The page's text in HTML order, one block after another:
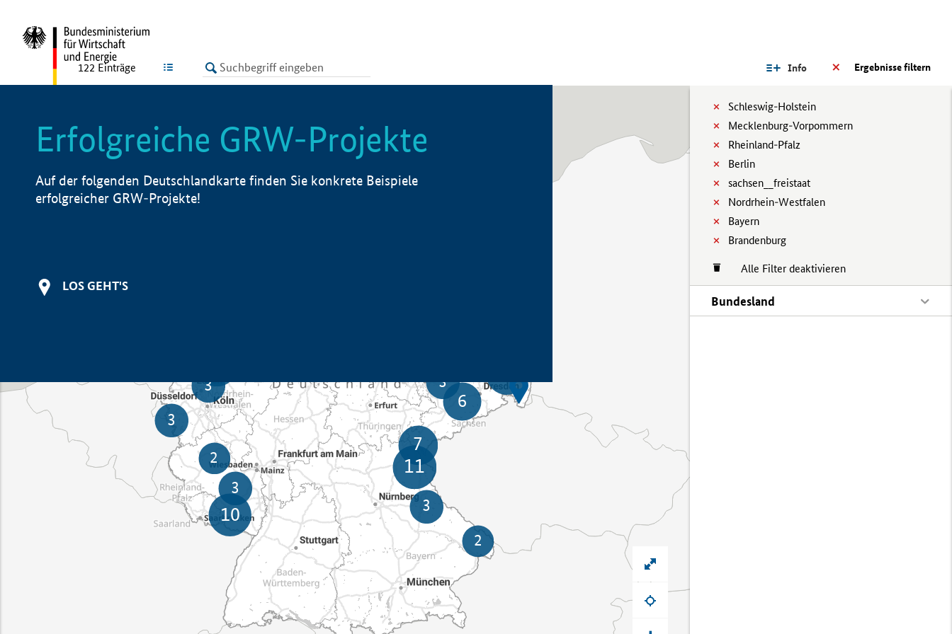
LISTE Ergebnisse filtern
Info
Schleswig-Holstein
Mecklenburg-Vorpommern
Rheinland-Pfalz
Berlin
sachsen__freistaat
Nordrhein-Westfalen
Bayern
Brandenburg
Alle Filter deaktivieren
Bundesland
122 Einträge
Erfolgreiche GRW-Projekte
Auf der folgenden Deutschlandkarte finden Sie konkrete Beispiele
erfolgreicher GRW-Projekte!
LOS GEHT'S